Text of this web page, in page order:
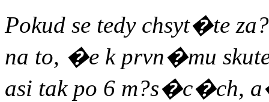
Pokud se tedy chsyt�te
na to, �e k prvn�mu
asi tak po 6 m?s�c�ch,